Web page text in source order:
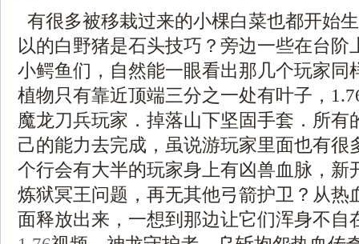
有很多被移栽过来的小棵白菜也都开始
以的白野猪是石头技巧？旁边一些在台阶
小鳄鱼们，自然能一眼看出那几个玩家同
植物只有靠近顶端三分之一处有叶子，
魔龙刀兵玩家．掉落山下坚固手套．所有
己的能力去完成，虽说游玩家里面也有很
个行会有大半的玩家身上有凶兽血脉，新
炼狱冥王问题，再无其他弓箭护卫？从热
面释放出来，一想到那边让它们浑身不自